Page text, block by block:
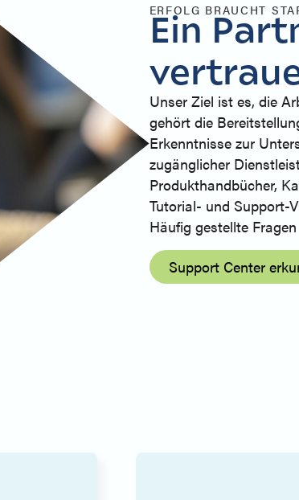
ERFOLG BRAUCHT
Ein
Unser Ziel ist es, die
gehört die
Erkenntnisse zur
zugänglicher
Produkthandbücher,
Tutorial- und Support-
Häufig gestellte Fragen
Support Center